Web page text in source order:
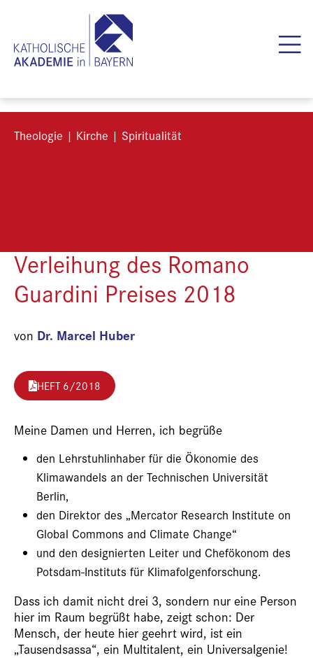
Theologie | Kirche | Spiritualität
Verleihung des Romano
Guardini Preises 2018
von Dr. Marcel Huber
HEFT 6/2018
Meine Damen und Herren, ich begrüße
den Lehrstuhlinhaber für die Ökonomie des
Klimawandels an der Technischen Universität
Berlin,
den Direktor des „Mercator Research Institute on
Global Commons and Climate Change“
und den designierten Leiter und Chefökonom des
Potsdam-Instituts für Klimafolgenforschung.
Dass ich damit nicht drei 3, sondern nur eine Person
hier im Raum begrüßt habe, zeigt schon: Der
Mensch, der heute hier geehrt wird, ist ein
„Tausendsassa“, ein Multitalent, ein Universalgenie!